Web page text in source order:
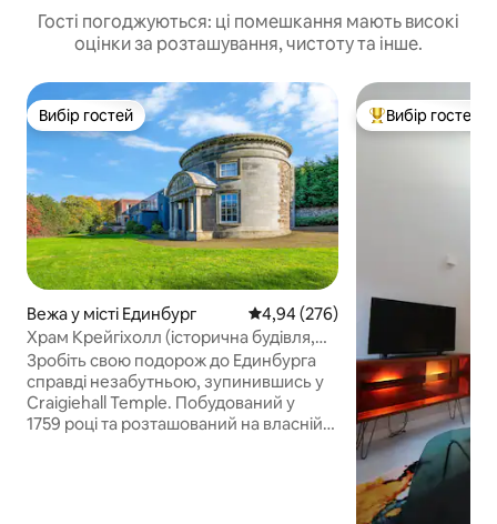
Гості погоджуються: ці помешкання мають високі
оцінки за розташування, чистоту та інше.
Вибір гостей
Вибір гостей
Вежа у місті Единбург Середня оцінка: 4,94 з 5,
4,94 (276)
Храм Крейгіхолл (історична будівля,
побудована в 1759 році)
Зробіть свою подорож до Единбурга
справді незабутньою, зупинившись у
Craigiehall Temple. Побудований у
1759 році та розташований на власній
Топ вибір гостей
Вибір гостей